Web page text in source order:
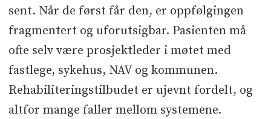
sent. Når de først får den, er oppfølgingen
fragmentert og uforutsigbar. Pasienten må
ofte selv være prosjektleder i møtet med
fastlege, sykehus, NAV og kommunen.
Rehabiliteringstilbudet er ujevnt fordelt, og
altfor mange faller mellom systemene.